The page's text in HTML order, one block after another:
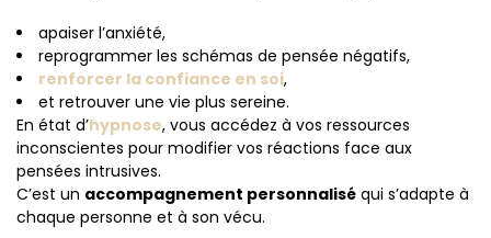
apaiser l’anxiété,
reprogrammer les schémas de pensée négatifs,
renforcer la confiance en soi,
et retrouver une vie plus sereine.
En état d’hypnose, vous accédez à vos ressources
inconscientes pour modifier vos réactions face aux
pensées intrusives.
C’est un accompagnement personnalisé qui s’adapte à
chaque personne et à son vécu.